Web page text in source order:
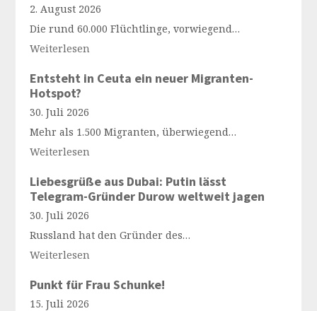
2. August 2026
Die rund 60.000 Flüchtlinge, vorwiegend…
Weiterlesen
Entsteht in Ceuta ein neuer Migranten-
Hotspot?
30. Juli 2026
Mehr als 1.500 Migranten, überwiegend…
Weiterlesen
Liebesgrüße aus Dubai: Putin lässt
Telegram-Gründer Durow weltweit jagen
30. Juli 2026
Russland hat den Gründer des…
Weiterlesen
Punkt für Frau Schunke!
15. Juli 2026